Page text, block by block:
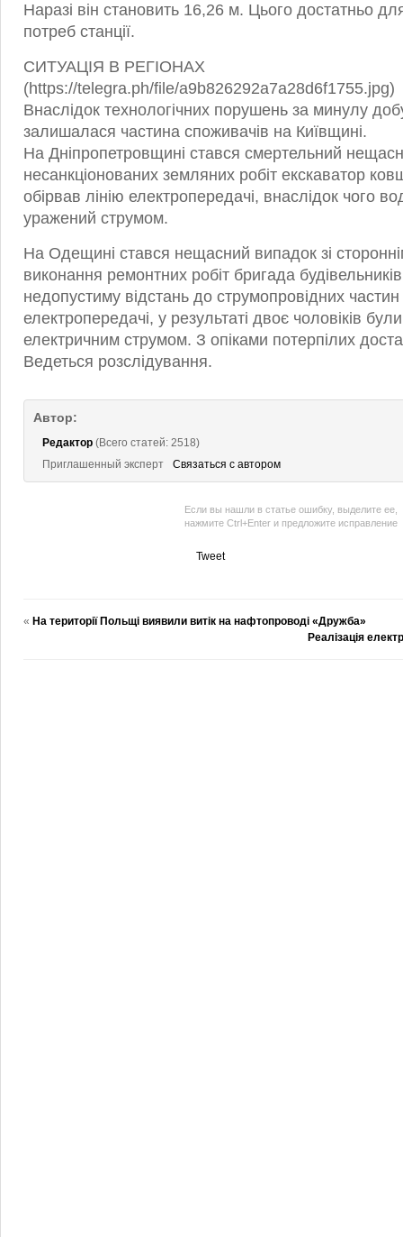
Наразі він становить 16,26 м. Цього достатньо
потреб станції.
СИТУАЦІЯ В РЕГІОНАХ
(https://telegra.ph/file/a9b826292a7a28d6f1755.jpg)
Внаслідок технологічних порушень за минулу
залишалася частина споживачів на Київщині.
На Дніпропетровщині стався смертельний
несанкціонованих земляних робіт екскаватор
обірвав лінію електропередачі, внаслідок чого
уражений струмом.
На Одещині стався нещасний випадок зі
виконання ремонтних робіт бригада
недопустиму відстань до струмопровідних частин
електропередачі, у результаті двоє чоловіків
електричним струмом. З опіками потерпілих
Ведеться розслідування.
Автор:
Редактор (Всего статей: 2518)
Приглашенный эксперт
Связаться с автором
Если вы нашли в статье ошибку, выделите ее,
нажмите Ctrl+Enter и предложите исправление
Tweet
« На території Польщі виявили витік на нафтопроводі «Дружба»
Реалізація